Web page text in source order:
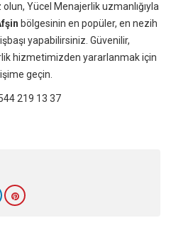
Yücel Menajerlik uzmanlığıyla
bölgesinin en popüler, en nezih
yapabilirsiniz. Güvenilir,
hizmetimizden yararlanmak için
geçin.
219 13 37